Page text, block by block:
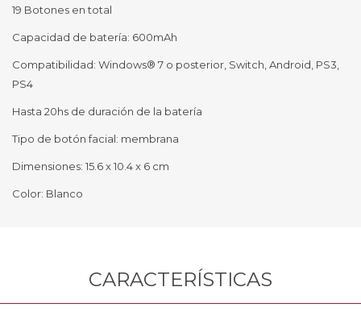
19 Botones en total
Capacidad de batería: 600mAh
Compatibilidad: Windows® 7 o posterior, Switch, Android, PS3,
PS4
Hasta 20hs de duración de la batería
Tipo de botón facial: membrana
Dimensiones: 15.6 x 10.4 x 6 cm
Color: Blanco
CARACTERÍSTICAS